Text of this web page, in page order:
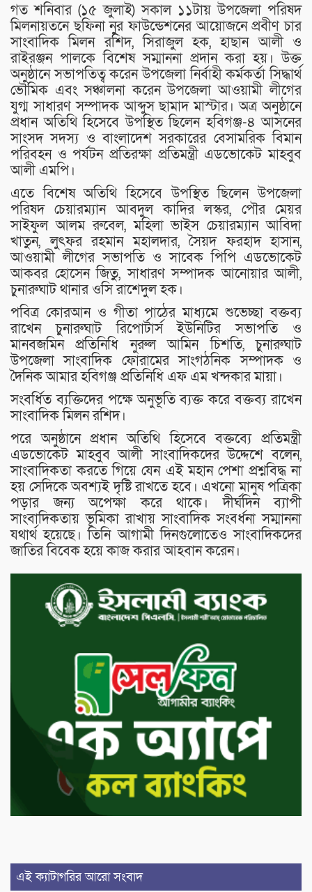
গত শনিবার (১৫ জুলাই) সকাল ১১টায় উপজেলা পরিষদ
মিলনায়তনে ছফিনা নুর ফাউন্ডেশনের আয়োজনে প্রবীণ চার
সাংবাদিক মিলন রশিদ, সিরাজুল হক, হাছান আলী ও
রাইরঞ্জন পালকে বিশেষ সম্মাননা প্রদান করা হয়। উক্ত
অনুষ্ঠানে সভাপতিত্ব করেন উপজেলা নির্বাহী কর্মকর্তা সিদ্ধার্থ
ভৌমিক এবং সঞ্চালনা করেন উপজেলা আওয়ামী লীগের
যুগ্ম সাধারণ সম্পাদক আব্দুস ছামাদ মাস্টার। অত্র অনুষ্ঠানে
প্রধান অতিথি হিসেবে উপস্থিত ছিলেন হবিগঞ্জ-৪ আসনের
সাংসদ সদস্য ও বাংলাদেশ সরকারের বেসামরিক বিমান
পরিবহন ও পর্যটন প্রতিরক্ষা প্রতিমন্ত্রী এডভোকেট মাহবুব
আলী এমপি।
এতে বিশেষ অতিথি হিসেবে উপস্থিত ছিলেন উপজেলা
পরিষদ চেয়ারম্যান আবদুল কাদির লস্কর, পৌর মেয়র
সাইফুল আলম রুবেল, মহিলা ভাইস চেয়ারম্যান আবিদা
খাতুন, লুৎফর রহমান মহালদার, সৈয়দ ফরহাদ হাসান,
আওয়ামী লীগের সভাপতি ও সাবেক পিপি এডভোকেট
আকবর হোসেন জিতু, সাধারণ সম্পাদক আনোয়ার আলী,
চুনারুঘাট থানার ওসি রাশেদুল হক।
পবিত্র কোরআন ও গীতা পাঠের মাধ্যমে শুভেচ্ছা বক্তব্য
রাখেন চুনারুঘাট রিপোর্টার্স ইউনিটির সভাপতি ও
মানবজমিন প্রতিনিধি নুরুল আমিন চিশতি, চুনারুঘাট
উপজেলা সাংবাদিক ফোরামের সাংগঠনিক সম্পাদক ও
দৈনিক আমার হবিগঞ্জ প্রতিনিধি এফ এম খন্দকার মায়া।
সংবর্ধিত ব্যক্তিদের পক্ষে অনুভূতি ব্যক্ত করে বক্তব্য রাখেন
সাংবাদিক মিলন রশিদ।
পরে অনুষ্ঠানে প্রধান অতিথি হিসেবে বক্তব্যে প্রতিমন্ত্রী
এডভোকেট মাহবুব আলী সাংবাদিকদের উদ্দেশে বলেন,
সাংবাদিকতা করতে গিয়ে যেন এই মহান পেশা প্রশ্নবিদ্ধ না
হয় সেদিকে অবশ্যই দৃষ্টি রাখতে হবে। এখনো মানুষ পত্রিকা
পড়ার জন্য অপেক্ষা করে থাকে। দীর্ঘদিন ব্যাপী
সাংবাদিকতায় ভূমিকা রাখায় সাংবাদিক সংবর্ধনা সম্মাননা
যথার্থ হয়েছে। তিনি আগামী দিনগুলোতেও সাংবাদিকদের
জাতির বিবেক হয়ে কাজ করার আহবান করেন।
এই ক্যাটাগরির আরো সংবাদ